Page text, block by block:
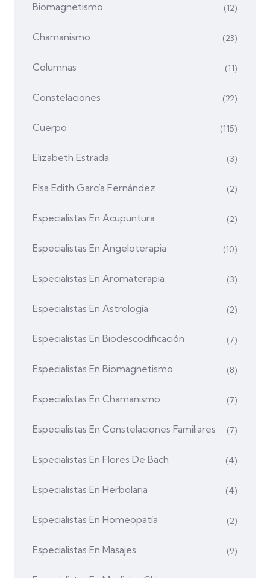
Biomagnetismo (12)
Chamanismo (23)
Columnas (11)
Constelaciones (22)
Cuerpo (115)
Elizabeth Estrada (3)
Elsa Edith García Fernández (2)
Especialistas En Acupuntura (2)
Especialistas En Angeloterapia (10)
Especialistas En Aromaterapia (3)
Especialistas En Astrología (2)
Especialistas En Biodescodificación (7)
Especialistas En Biomagnetismo (8)
Especialistas En Chamanismo (7)
Especialistas En Constelaciones Familiares (7)
Especialistas En Flores De Bach (4)
Especialistas En Herbolaria (4)
Especialistas En Homeopatía (2)
Especialistas En Masajes (9)